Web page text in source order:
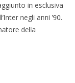
in esclusiva
negli anni ’90.
della